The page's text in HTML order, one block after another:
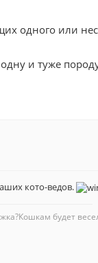
одного или
и туже
кото-ведов.
будет